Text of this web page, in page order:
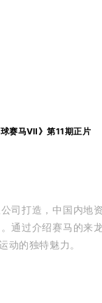
球赛马Ⅶ》第11期正片
司打造，中国内地
通过介绍赛马的来
动的独特魅力。